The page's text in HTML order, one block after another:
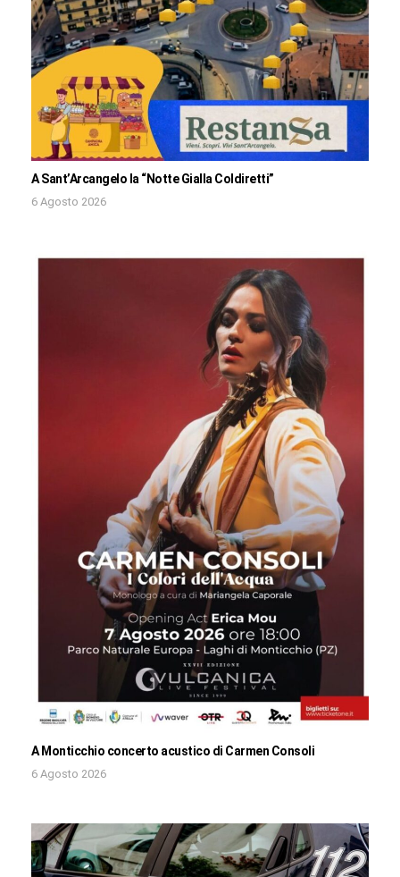
A Sant’Arcangelo la “Notte Gialla Coldiretti”
6 Agosto 2026
A Monticchio concerto acustico di Carmen Consoli
6 Agosto 2026